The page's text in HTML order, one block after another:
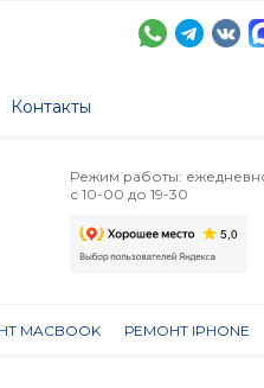
Контакты
Режим работы:
с 10-00 до 19-30
MACBOOK РЕМОНТ IPHONE